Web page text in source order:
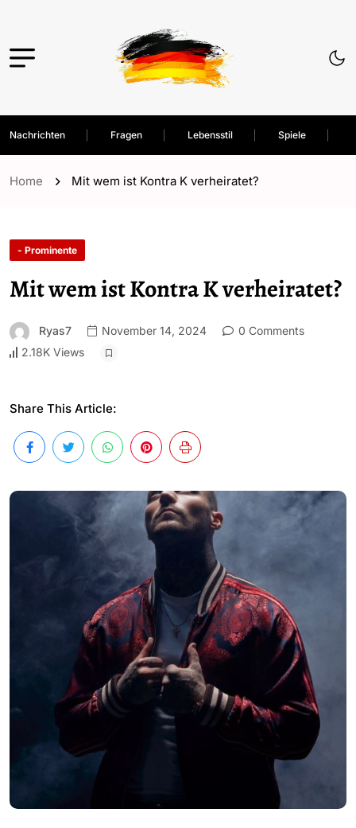
Nachrichten Fragen Lebensstil Spiele
Home Mit wem ist Kontra K verheiratet?
- Prominente
Mit wem ist Kontra K verheiratet?
Ryas7 November 14, 2024
0 Comments
2.18K Views
Share This Article: